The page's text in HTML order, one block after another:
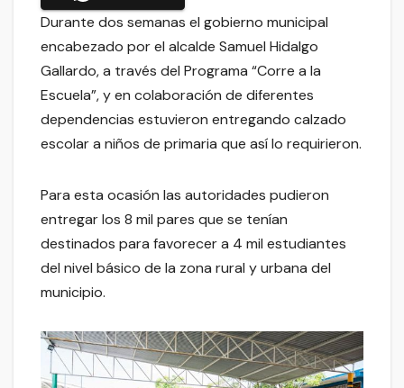
Durante dos semanas el gobierno municipal
encabezado por el alcalde Samuel Hidalgo
Gallardo, a través del Programa “Corre a la
Escuela”, y en colaboración de diferentes
dependencias estuvieron entregando calzado
escolar a niños de primaria que así lo requirieron.
Para esta ocasión las autoridades pudieron
entregar los 8 mil pares que se tenían
destinados para favorecer a 4 mil estudiantes
del nivel básico de la zona rural y urbana del
municipio.